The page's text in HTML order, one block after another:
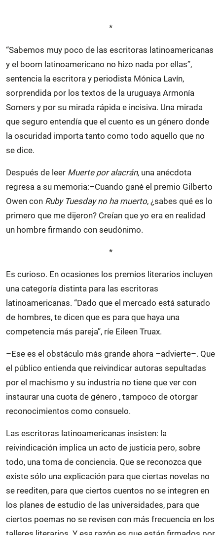
*
“Sabemos muy poco de las escritoras latinoamericanas
y el boom latinoamericano no hizo nada por ellas”,
sentencia la escritora y periodista Mónica Lavín,
sorprendida por los textos de la uruguaya Armonía
Somers y por su mirada rápida e incisiva. Una mirada
que seguro entendía que el cuento es un género donde
la oscuridad importa tanto como todo aquello que no
se dice.
Después de leer Muerte por alacrán, una anécdota
regresa a su memoria:–Cuando gané el premio Gilberto
Owen con Ruby Tuesday no ha muerto, ¿sabes qué es lo
primero que me dijeron? Creían que yo era en realidad
un hombre firmando con seudónimo.
*
Es curioso. En ocasiones los premios literarios incluyen
una categoría distinta para las escritoras
latinoamericanas. “Dado que el mercado está saturado
de hombres, te dicen que es para que haya una
competencia más pareja”, ríe Eileen Truax.
–Ese es el obstáculo más grande ahora –advierte–. Que
el público entienda que reivindicar autoras sepultadas
por el machismo y su industria no tiene que ver con
instaurar una cuota de género , tampoco de otorgar
reconocimientos como consuelo.
Las escritoras latinoamericanas insisten: la
reivindicación implica un acto de justicia pero, sobre
todo, una toma de conciencia. Que se reconozca que
existe sólo una explicación para que ciertas novelas no
se reediten, para que ciertos cuentos no se integren en
los planes de estudio de las universidades, para que
ciertos poemas no se revisen con más frecuencia en los